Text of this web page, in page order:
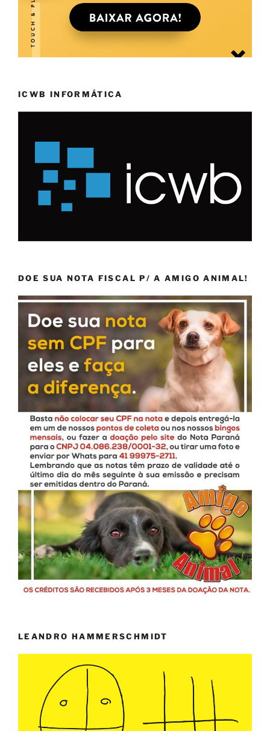
ICWB INFORMÁTICA
DOE SUA NOTA FISCAL P/ A AMIGO ANIMAL!
LEANDRO HAMMERSCHMIDT